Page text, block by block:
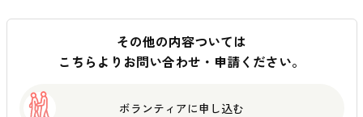
その他の内容ついては
こちらよりお問い合わせ・申請ください。
ボランティアに申し込む